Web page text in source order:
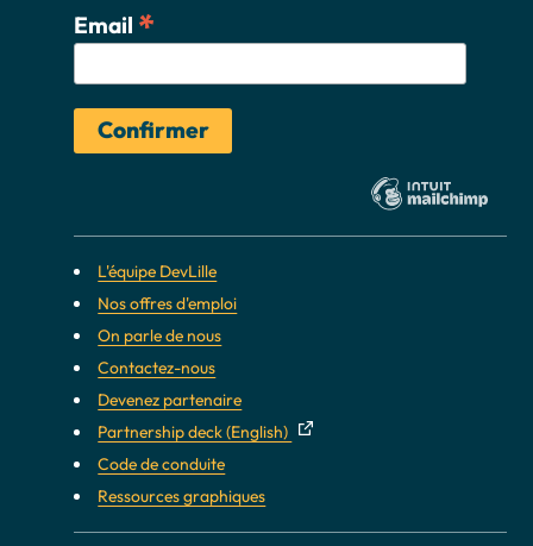
Email *
L'équipe DevLille
Nos offres d'emploi
On parle de nous
Contactez-nous
Devenez partenaire
Partnership deck (English)
Code de conduite
Ressources graphiques